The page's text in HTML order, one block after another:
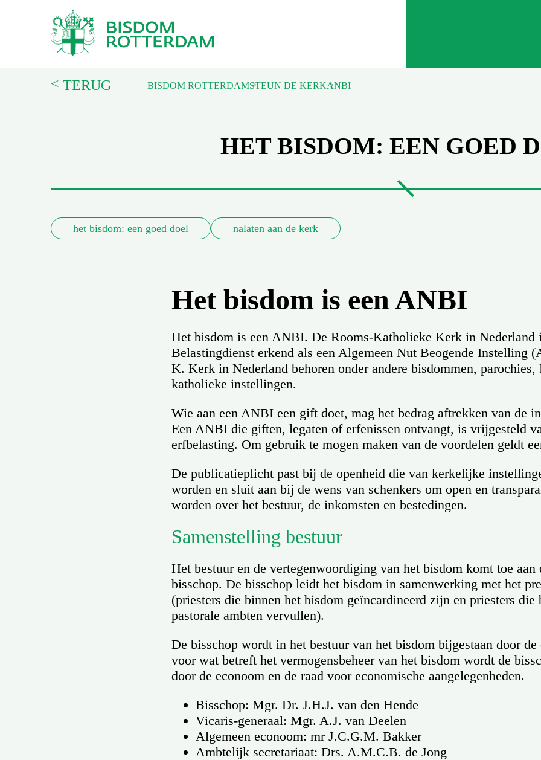
< TERUG BISDOM ROTTERDAMSTEUN DE KERKANBI
HET BISDOM: EEN GOED
het bisdom: een goed doel nalaten aan de kerk
Het bisdom is een ANBI
Het bisdom is een ANBI. De Rooms-Katholieke Kerk in Nederland
Belastingdienst erkend als een Algemeen Nut Beogende Instelling
K. Kerk in Nederland behoren onder andere bisdommen, parochies,
katholieke instellingen.
Wie aan een ANBI een gift doet, mag het bedrag aftrekken van de
Een ANBI die giften, legaten of erfenissen ontvangt, is vrijgesteld
erfbelasting. Om gebruik te mogen maken van de voordelen geldt
De publicatieplicht past bij de openheid die van kerkelijke
worden en sluit aan bij de wens van schenkers om open en
worden over het bestuur, de inkomsten en bestedingen.
Samenstelling bestuur
Het bestuur en de vertegenwoordiging van het bisdom komt toe aan
bisschop. De bisschop leidt het bisdom in samenwerking met het
(priesters die binnen het bisdom geïncardineerd zijn en priesters die
pastorale ambten vervullen).
De bisschop wordt in het bestuur van het bisdom bijgestaan door de
voor wat betreft het vermogensbeheer van het bisdom wordt de
door de econoom en de raad voor economische aangelegenheden.
Bisschop: Mgr. Dr. J.H.J. van den Hende
Vicaris-generaal: Mgr. A.J. van Deelen
Algemeen econoom: mr J.C.G.M. Bakker
Ambtelijk secretariaat: Drs. A.M.C.B. de Jong